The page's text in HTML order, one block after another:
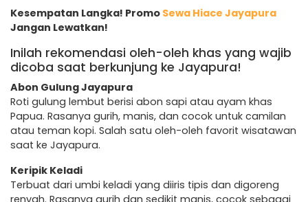
Kesempatan Langka! Promo Sewa Hiace Jayapura
Jangan Lewatkan!
Inilah rekomendasi oleh-oleh khas yang wajib
dicoba saat berkunjung ke Jayapura!
Abon Gulung Jayapura
Roti gulung lembut berisi abon sapi atau ayam khas
Papua. Rasanya gurih, manis, dan cocok untuk camilan
atau teman kopi. Salah satu oleh-oleh favorit wisatawan
saat ke Jayapura.
Keripik Keladi
Terbuat dari umbi keladi yang diiris tipis dan digoreng
renyah. Rasanya gurih dan sedikit manis, cocok sebagai